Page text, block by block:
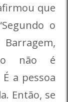
que
o
não é
a pessoa
Então, se